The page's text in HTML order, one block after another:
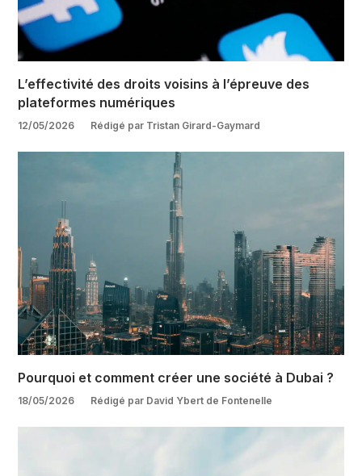
Pourquoi et comment créer une société à Dubai ?
18/05/2026 Rédigé par David Ybert de Fontenelle
L’effectivité des droits voisins à l’épreuve des
plateformes numériques
12/05/2026 Rédigé par Tristan Girard-Gaymard